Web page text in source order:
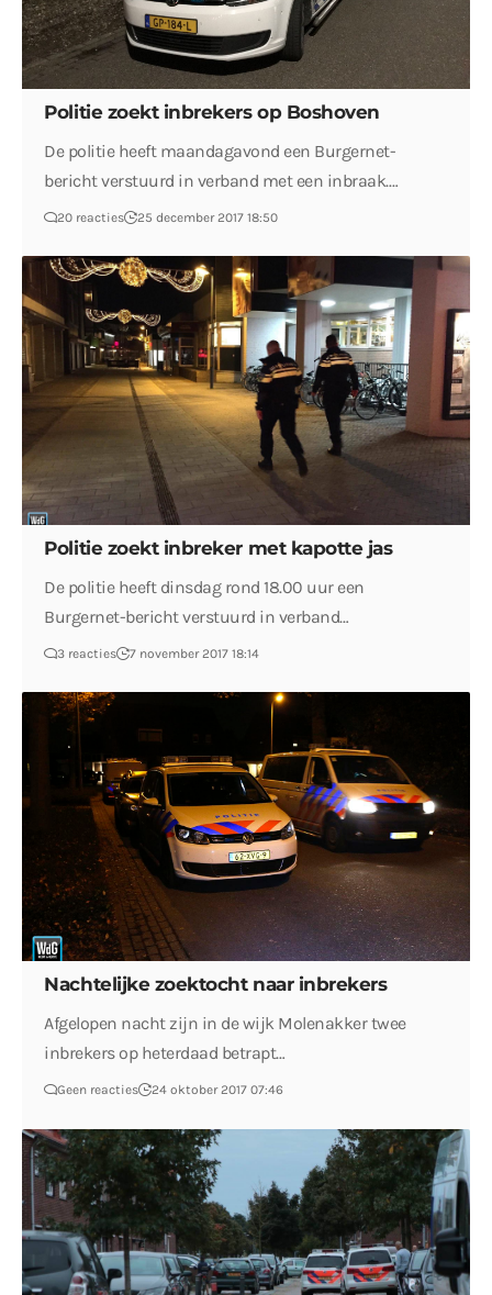
Politie zoekt inbrekers op Boshoven
De politie heeft maandagavond een Burgernet-
bericht verstuurd in verband met een inbraak.…
20 reacties 25 december 2017 18:50
Politie zoekt inbreker met kapotte jas
De politie heeft dinsdag rond 18.00 uur een
Burgernet-bericht verstuurd in verband…
3 reacties 7 november 2017 18:14
Nachtelijke zoektocht naar inbrekers
Afgelopen nacht zijn in de wijk Molenakker twee
inbrekers op heterdaad betrapt…
Geen reacties 24 oktober 2017 07:46